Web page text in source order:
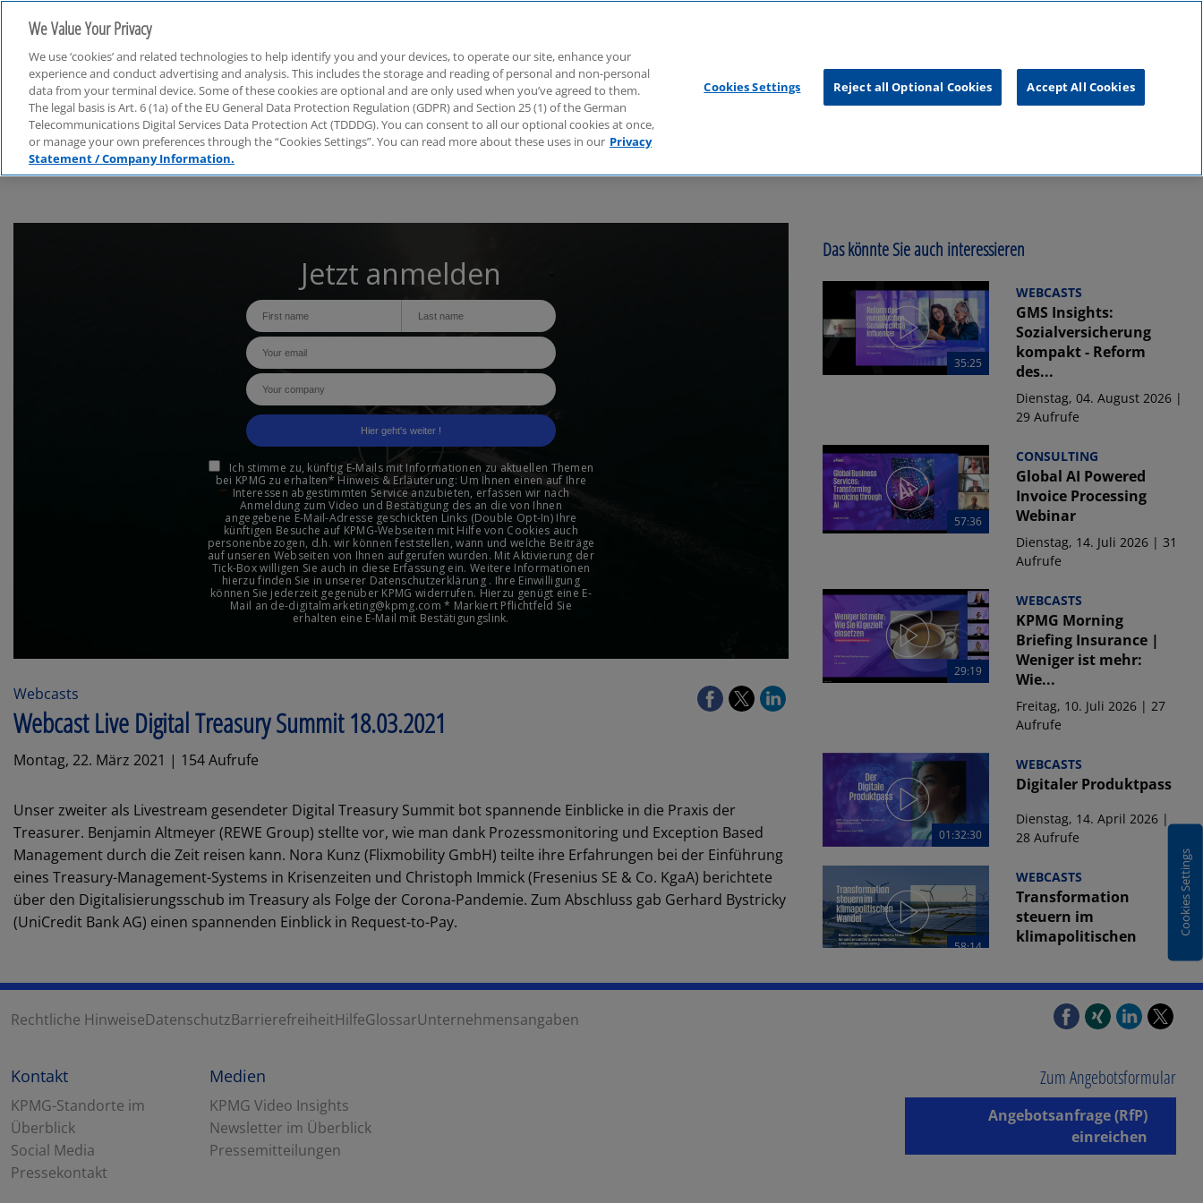
Webcasts
Webcasts
Webcast Live Digital Treasury Summit 18.03.2021
Montag, 22. März 2021 | 154 Aufrufe
Unser zweiter als Livestream gesendeter Digital Treasury Summit bot spannende Einblicke in die Praxis der
Treasurer. Benjamin Altmeyer (REWE Group) stellte vor, wie man dank Prozessmonitoring und Exception Based
Management durch die Zeit reisen kann. Nora Kunz (Flixmobility GmbH) teilte ihre Erfahrungen bei der Einführung
eines Treasury-Management-Systems in Krisenzeiten und Christoph Immick (Fresenius SE & Co. KgaA) berichtete
über den Digitalisierungsschub im Treasury als Folge der Corona-Pandemie. Zum Abschluss gab Gerhard Bystricky
(UniCredit Bank AG) einen spannenden Einblick in Request-to-Pay.
Das könnte Sie auch interessieren
35:25
WEBCASTS
GMS Insights:
Sozialversicherung
kompakt - Reform
des...
Dienstag, 04. August 2026 |
29 Aufrufe
57:36
CONSULTING
Global AI Powered
Invoice Processing
Webinar
Dienstag, 14. Juli 2026 | 31
Aufrufe
29:19
WEBCASTS
KPMG Morning
Briefing Insurance |
Weniger ist mehr:
Wie...
Freitag, 10. Juli 2026 | 27
Aufrufe
01:32:30
WEBCASTS
Digitaler Produktpass
Dienstag, 14. April 2026 |
28 Aufrufe
58:14
WEBCASTS
Transformation
steuern im
klimapolitischen
Mittwoch, 08. Juli 2026 | 35
Aufrufe
Insights: AssetCos im
Spannungsfeld von...
Mittwoch, 08. Juli 2026 | 48
Cookies Settings
Rechtliche HinweiseDatenschutzBarrierefreiheitHilfeGlossarUnternehmensangaben
Kontakt
KPMG-Standorte im
Überblick
Social Media
Pressekontakt
Medien
KPMG Video Insights
Newsletter im Überblick
Pressemitteilungen
Zum Angebotsformular
Angebotsanfrage (RfP)
einreichen
We Value Your Privacy
We use ‘cookies’ and related technologies to help identify you and your devices, to operate our site, enhance your
experience and conduct advertising and analysis. This includes the storage and reading of personal and non-personal
data from your terminal device. Some of these cookies are optional and are only used when you’ve agreed to them.
The legal basis is Art. 6 (1a) of the EU General Data Protection Regulation (GDPR) and Section 25 (1) of the German
Telecommunications Digital Services Data Protection Act (TDDDG). You can consent to all our optional cookies at once,
or manage your own preferences through the “Cookies Settings”. You can read more about these uses in our Privacy
Statement / Company Information.
Cookies Settings Reject all Optional Cookies Accept All Cookies